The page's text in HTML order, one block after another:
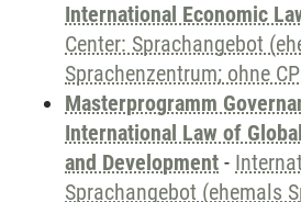
International Economic
Center: Sprachangebot
Sprachenzentrum; ohne
Masterprogramm
International Law of
and Development -
Sprachangebot (ehemals